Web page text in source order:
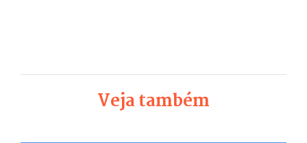
Veja também